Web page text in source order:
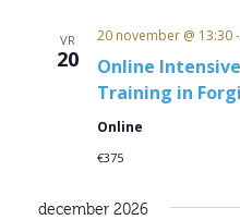
VR
20
Online
Training in
20 november @ 13:30-
Online
€375
december 2026